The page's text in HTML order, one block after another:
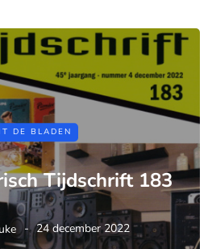
DE BLADEN
Tijdschrift 183
24 december 2022